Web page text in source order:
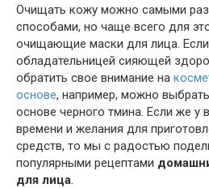
Очищать кожу можно самыми
способами, но чаще всего для
очищающие маски для лица. Если
обладательницей сияющей
обратить свое внимание на
основе, например, можно
основе черного тмина. Если же у
времени и желания для
средств, то мы с радостью
популярными рецептами
для лица.